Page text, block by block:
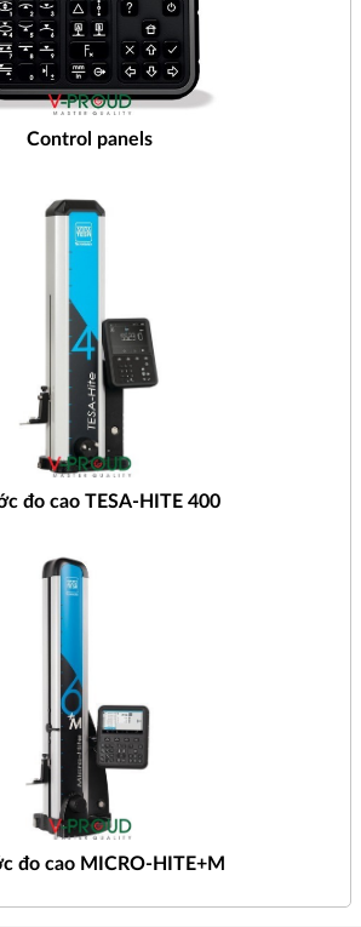
Control panels
đo cao TESA-HITE 400
đo cao MICRO-HITE+M